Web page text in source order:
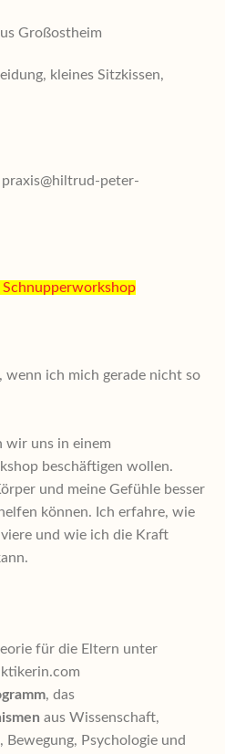
Großostheim
kleines Sitzkissen,
peter-
Schnupperworkshop
ich mich gerade nicht so
wir uns in einem
beschäftigen wollen.
und meine Gefühle besser
können. Ich erfahre, wie
und wie ich die Kraft
für die Eltern unter
, das
aus Wissenschaft,
Bewegung, Psychologie und